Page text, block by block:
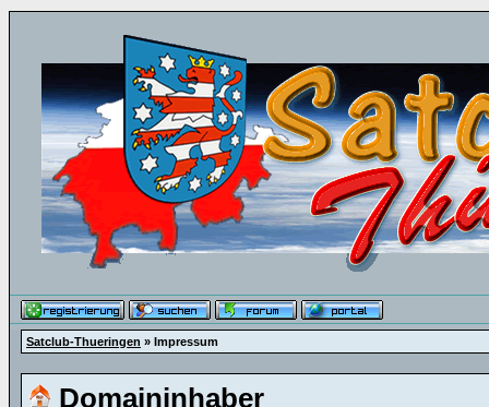
Satclub-Thueringen » Impressum
Domaininhaber